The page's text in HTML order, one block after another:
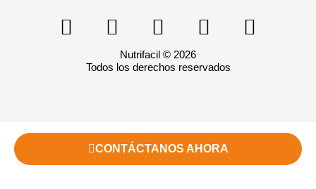
Nutrifacil © 2026
Todos los derechos reservados
CONTÁCTANOS AHORA